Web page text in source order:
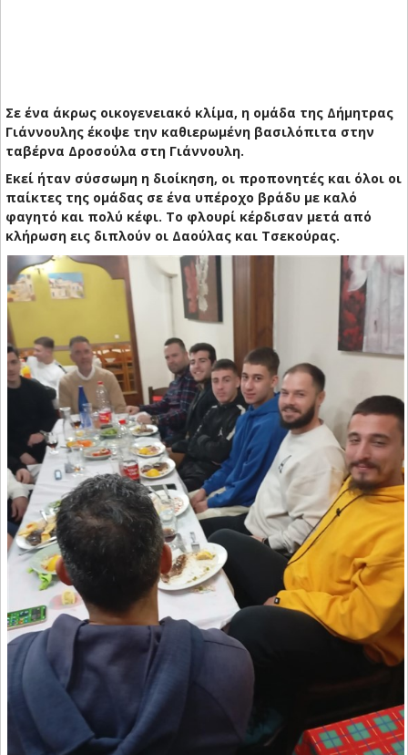
Σε ένα άκρως οικογενειακό κλίμα, η ομάδα της Δήμητρας
Γιάννουλης έκοψε την καθιερωμένη βασιλόπιτα στην
ταβέρνα Δροσούλα στη Γιάννουλη.
Εκεί ήταν σύσσωμη η διοίκηση, οι προπονητές και όλοι οι
παίκτες της ομάδας σε ένα υπέροχο βράδυ με καλό
φαγητό και πολύ κέφι. Tο φλουρί κέρδισαν μετά από
κλήρωση εις διπλούν οι Δαούλας και Τσεκούρας.